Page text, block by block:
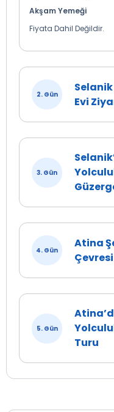
Akşam Yemeği
Fiyata Dahil Değildir.
2. Gün
Evi
3. Gün
4. Gün
Atina
Çevresi
5. Gün
Turu